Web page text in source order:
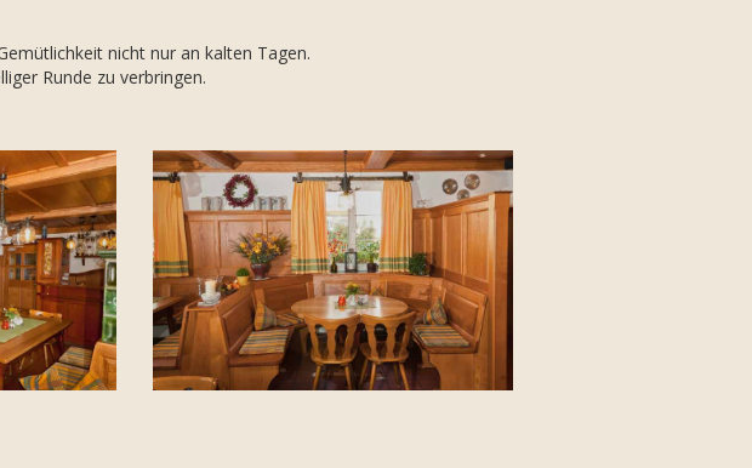
nicht nur an kalten Tagen.
Runde zu verbringen.